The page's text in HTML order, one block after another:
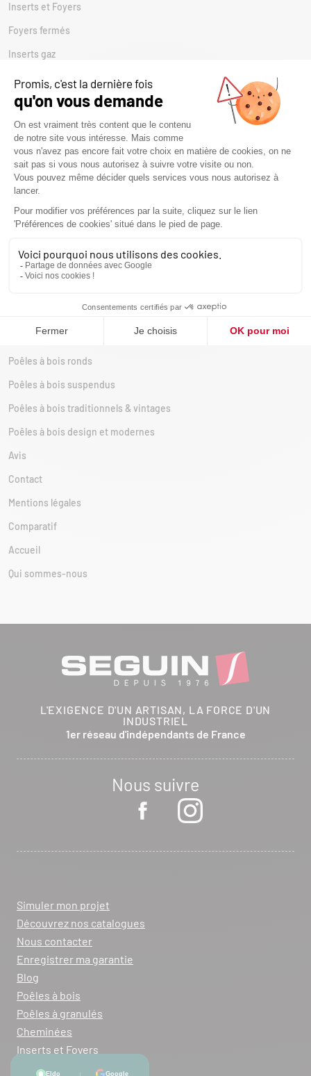
Inserts et Foyers
Foyers fermés
Inserts gaz
Inserts à granulés
Inserts à bois
Poêles Bioéthanol
Cuisinières
Cuisinières mixtes
Cuisinières bois
Poêles à granulés
Poêles à granulés silencieux
Poêles à bois double face
Poêles à bois ronds
Poêles à bois suspendus
Poêles à bois traditionnels & vintages
Poêles à bois design et modernes
Avis
Contact
Mentions légales
Comparatif
Accueil
Qui sommes-nous
L'EXIGENCE D'UN ARTISAN, LA FORCE D'UN
INDUSTRIEL
1er réseau d'indépendants de France
Nous suivre
Simuler mon projet
Découvrez nos catalogues
Nous contacter
Enregistrer ma garantie
Blog
Poêles à bois
Poêles à granulés
Cheminées
Inserts et Foyers